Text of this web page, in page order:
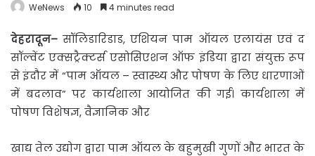
WeNews 10 4 minutes read
देहरादून–सॉलिडारिडाड, एशियन पाम ऑयल एलायंस एवं द
सॉल्वेंट एक्सट्रैक्टर्स एसोसिएशन ऑफ इंडिया द्वारा संयुक्त रूप
से इंदौर में “पाम ऑयल – स्वास्थ्य और पोषण के लिए धारणाओं
में बदलाव” पर कार्यशाला आयोजित की गई। कार्यशाला में
पोषण विशेषज्ञ, वैज्ञानिक और
खाद्य तेल उद्योग द्वारा पाम ऑयल के बहुमुखी गुणों और भारत के